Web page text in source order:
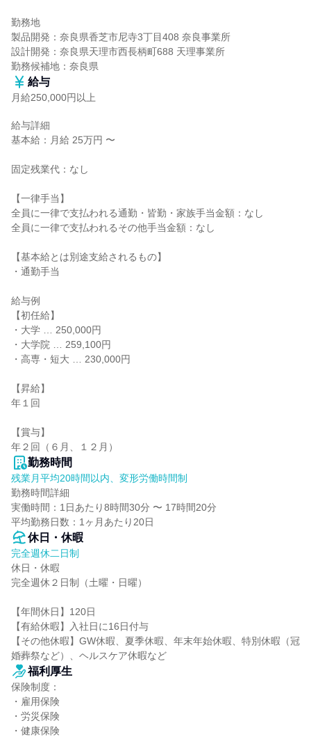
勤務地
製品開発：奈良県香芝市尼寺3丁目408 奈良事業所
設計開発：奈良県天理市西長柄町688 天理事業所
勤務候補地：奈良県
給与
月給250,000円以上
給与詳細
基本給：月給 25万円 〜
固定残業代：なし
【一律手当】
全員に一律で支払われる通勤・皆勤・家族手当金額：なし
全員に一律で支払われるその他手当金額：なし
【基本給とは別途支給されるもの】
・通勤手当
給与例
【初任給】
・大学 … 250,000円
・大学院 … 259,100円
・高専・短大 … 230,000円
【昇給】
年１回
【賞与】
年２回（６月、１２月）
勤務時間
残業月平均20時間以内、変形労働時間制
勤務時間詳細
実働時間：1日あたり8時間30分 〜 17時間20分
平均勤務日数：1ヶ月あたり20日
休日・休暇
完全週休二日制
休日・休暇
完全週休２日制（土曜・日曜）
【年間休日】120日
【有給休暇】入社日に16日付与
【その他休暇】GW休暇、夏季休暇、年末年始休暇、特別休暇（冠
婚葬祭など）、ヘルスケア休暇など
福利厚生
保険制度：
・雇用保険
・労災保険
・健康保険